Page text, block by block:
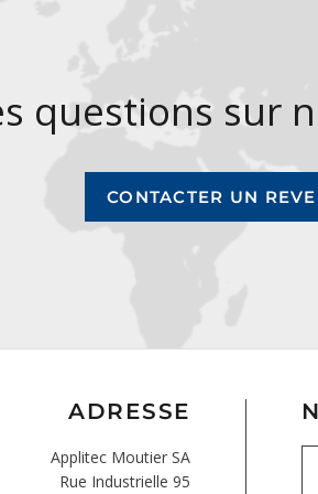
questions sur
CONTACTER UN
ADRESSE
Applitec Moutier SA
Rue Industrielle 95